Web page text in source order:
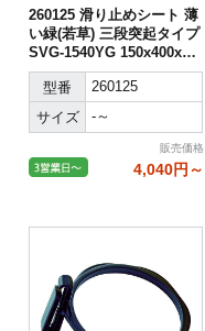
260125 滑り止めシート 薄
い緑(若草) 三段突起タイプ
SVG-1540YG 150x400x5m
m 合成ゴム製
型番
260125
サイズ
-～
販売価格
4,040円～